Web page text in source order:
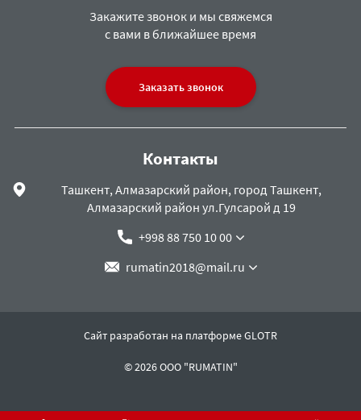
Закажите звонок и мы свяжемся
с вами в ближайшее время
Заказать звонок
Контакты
Ташкент, Алмазарский район, город Ташкент,
Алмазарский район ул.Гулсарой д 19
+998 88 750 10 00
rumatin2018@mail.ru
Сайт разработан на платформе GLOTR
© 2026 ООО "RUMATIN"